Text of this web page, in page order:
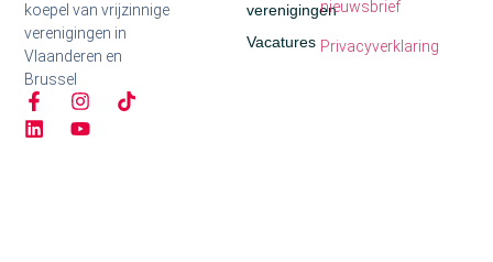
koepel van vrijzinnige
verenigingen in
Vlaanderen en
Brussel
verenigingen
Vacatures
nieuwsbrief
Privacyverklaring